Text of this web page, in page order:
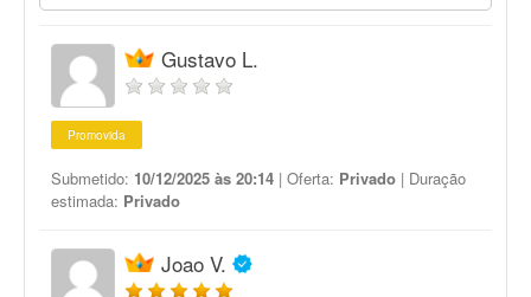
Gustavo L.
Promovida
Submetido: 10/12/2025 às 20:14 | Oferta: Privado | Duração
estimada: Privado
Joao V.